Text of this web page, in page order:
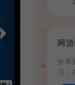
网
分享
习，